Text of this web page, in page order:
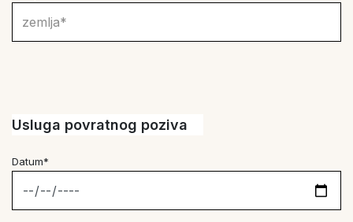
Usluga povratnog poziva
Datum*